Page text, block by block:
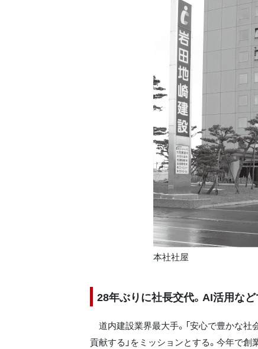
本社社屋
28年ぶりに社長交代。AI活用な
道内建設業界最大手。「安心で豊かな社
貢献する」をミッションとする。今年で創